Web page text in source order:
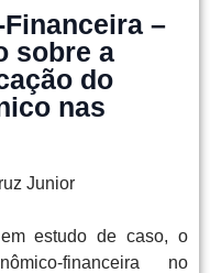
–
sobre a
do
nas
Junior
estudo de caso, o
financeira no